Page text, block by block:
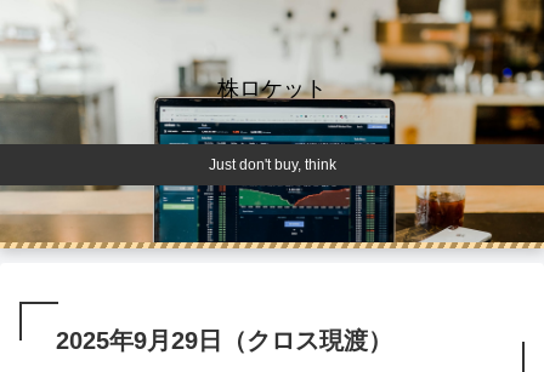
株ロケット
Just don't buy, think
2025年9月29日（クロス現渡）